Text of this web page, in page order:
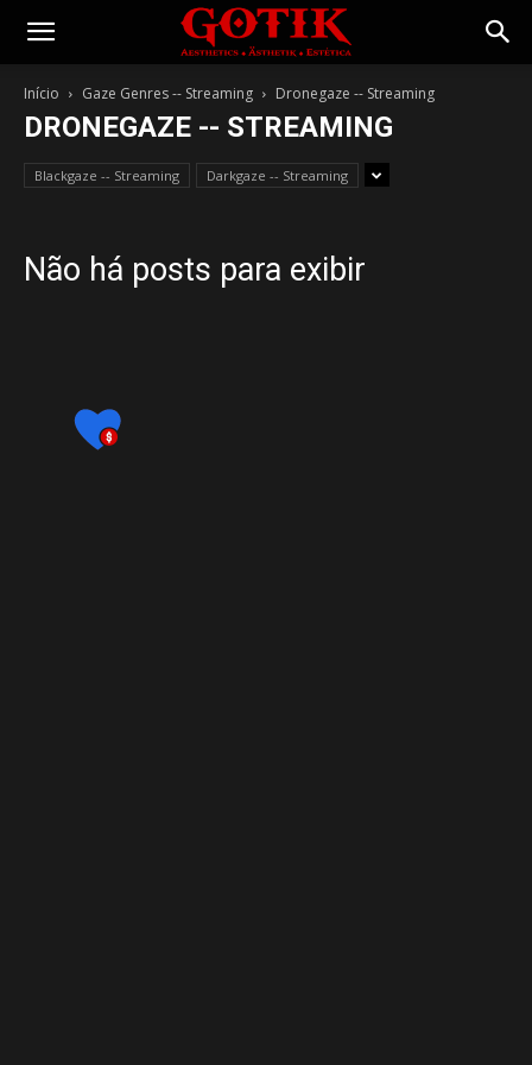
Gotik
Início Gaze Genres -- Streaming Dronegaze -- Streaming
DRONEGAZE -- STREAMING
Blackgaze -- Streaming Darkgaze -- Streaming
Não há posts para exibir